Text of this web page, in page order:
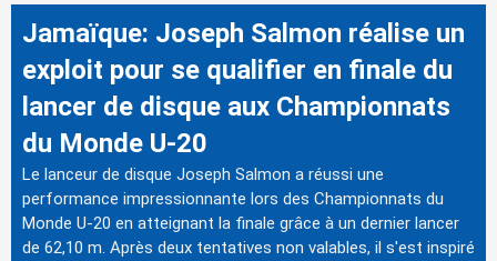
Jamaïque: Joseph Salmon réalise un
exploit pour se qualifier en finale du
lancer de disque aux Championnats
du Monde U-20
Le lanceur de disque Joseph Salmon a réussi une
performance impressionnante lors des Championnats du
Monde U-20 en atteignant la finale grâce à un dernier lancer
de 62,10 m. Après deux tentatives non valables, il s'est inspiré